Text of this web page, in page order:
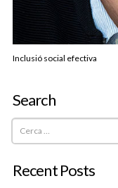
Inclusió social efectiva
Search
Cerca:
Recent Posts